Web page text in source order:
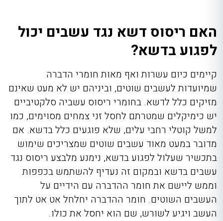
האם ריסוס דשא נגד עשבים יכול
לפגוע בדשא?
קיימים כיום עשרות ואף מאות חומרי הדברה
שמיועדות לעשבים שוטים, וביניהם יש לא מעט שאינם
מזיקים כלל לדשא. בחומרי ריסוס עשביה סלקטיביים
יש כימיקלים שמטרתם לחסל זני צמחים מסוימים, כמו
למשל קוטלי רחבי עלים, שלא פוגעים כלל בדשא. אם
מדובר במעט מאוד עשבים שוטים שמצריכים שימוש
בתכשיר שעלול לפגוע בדשא, נימנע מלבצע ריסוס נגד
עשבים בדשא ובמקום זה נעדיף להשתמש בכפפות
וממש ליישם את חומר ההדברה עם הידיים על
העשבים השוטים. חומר ההדברה יחלחל אט אט לתוך
העשב ויגיע לשורש, שם הוא יחסל את כולו.